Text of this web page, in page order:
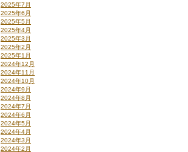
2025年7月
2025年6月
2025年5月
2025年4月
2025年3月
2025年2月
2025年1月
2024年12月
2024年11月
2024年10月
2024年9月
2024年8月
2024年7月
2024年6月
2024年5月
2024年4月
2024年3月
2024年2月